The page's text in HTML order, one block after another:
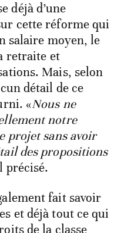
déjà d’une
cette réforme qui
salaire moyen, le
retraite et
Mais, selon
détail de ce
«Nous ne
notre
projet sans avoir
des propositions
précisé.
fait savoir
et déjà tout ce qui
de la classe